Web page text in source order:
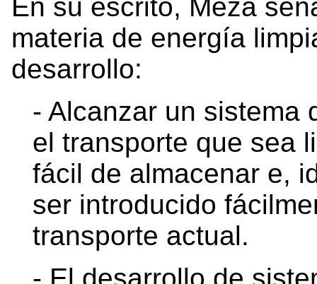
En su escrito, Meza
materia de energía
desarrollo:
- Alcanzar un sistema
el transporte que sea
fácil de almacenar e,
ser introducido
transporte actual.